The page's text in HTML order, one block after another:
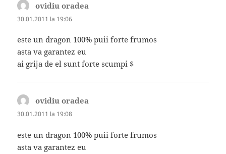
ovidiu oradea
30.01.2011 la 19:06
este un dragon 100% puii forte frumos
asta va garantez eu
ai grija de el sunt forte scumpi $
ovidiu oradea
30.01.2011 la 19:08
este un dragon 100% puii forte frumos
asta va garantez eu